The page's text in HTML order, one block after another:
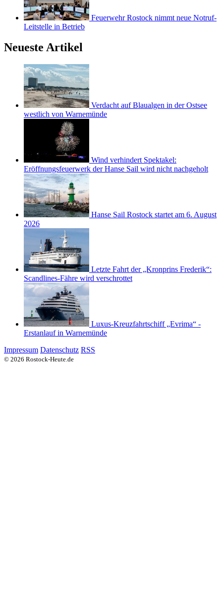
Feuerwehr Rostock nimmt neue Notruf-
Leitstelle in Betrieb
Neueste Artikel
Verdacht auf Blaualgen in der Ostsee
westlich von Warnemünde
Wind verhindert Spektakel:
Eröffnungsfeuerwerk der Hanse Sail wird nicht nachgeholt
Hanse Sail Rostock startet am 6. August
2026
Letzte Fahrt der „Kronprins Frederik“:
Scandlines-Fähre wird verschrottet
Luxus-Kreuzfahrtschiff „Evrima“ -
Erstanlauf in Warnemünde
Impressum Datenschutz RSS
© 2026 Rostock-Heute.de